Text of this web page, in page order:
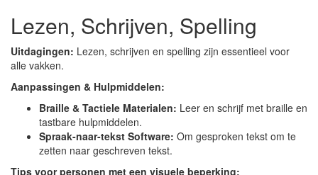
Lezen, Schrijven, Spelling
Uitdagingen: Lezen, schrijven en spelling zijn essentieel voor
alle vakken.
Aanpassingen & Hulpmiddelen:
Braille & Tactiele Materialen: Leer en schrijf met braille en
tastbare hulpmiddelen.
Spraak-naar-tekst Software: Om gesproken tekst om te
zetten naar geschreven tekst.
Tips voor personen met een visuele beperking: